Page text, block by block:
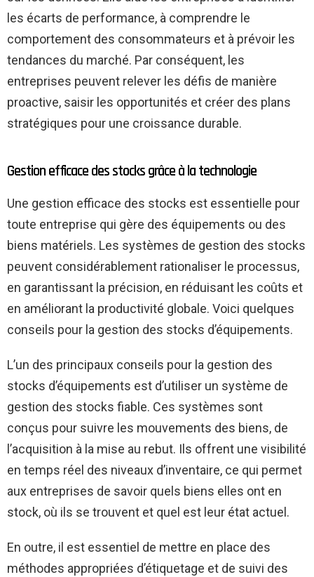
les écarts de performance, à comprendre le
comportement des consommateurs et à prévoir les
tendances du marché. Par conséquent, les
entreprises peuvent relever les défis de manière
proactive, saisir les opportunités et créer des plans
stratégiques pour une croissance durable.
Gestion efficace des stocks grâce à la technologie
Une gestion efficace des stocks est essentielle pour
toute entreprise qui gère des équipements ou des
biens matériels. Les systèmes de gestion des stocks
peuvent considérablement rationaliser le processus,
en garantissant la précision, en réduisant les coûts et
en améliorant la productivité globale. Voici quelques
conseils pour la gestion des stocks d’équipements.
L’un des principaux conseils pour la gestion des
stocks d’équipements est d’utiliser un système de
gestion des stocks fiable. Ces systèmes sont
conçus pour suivre les mouvements des biens, de
l’acquisition à la mise au rebut. Ils offrent une visibilité
en temps réel des niveaux d’inventaire, ce qui permet
aux entreprises de savoir quels biens elles ont en
stock, où ils se trouvent et quel est leur état actuel.
En outre, il est essentiel de mettre en place des
méthodes appropriées d’étiquetage et de suivi des